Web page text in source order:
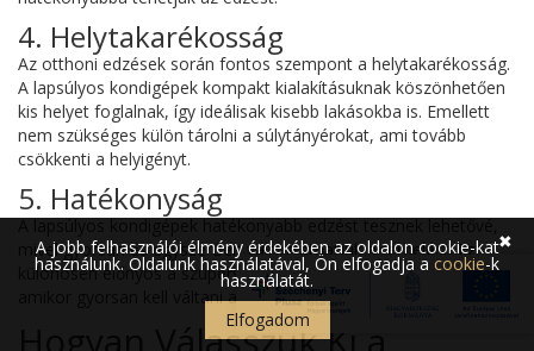
4. Helytakarékosság
Az otthoni edzések során fontos szempont a helytakarékosság.
A lapsúlyos kondigépek kompakt kialakításuknak köszönhetően
kis helyet foglalnak, így ideálisak kisebb lakásokba is. Emellett
nem szükséges külön tárolni a súlytányérokat, ami tovább
csökkenti a helyigényt.
5. Hatékonyság
A lapsúlyos kondigépek hatékonyabb edzést tesznek lehetővé,
mivel gyorsan és egyszerűen változtathatjuk a terhelést. Ez
különösen előnyös a szuperszettek és körkörös edzések során,
amikor gyorsan kell váltani a gyakorlatok között.
Hogyan Válasszuk Ki a
A jobb felhasználói élmény érdekében az oldalon cookie-kat
használunk. Oldalunk használatával, Ön elfogadja a cookie-k
használatát.
Elfogadom
✖